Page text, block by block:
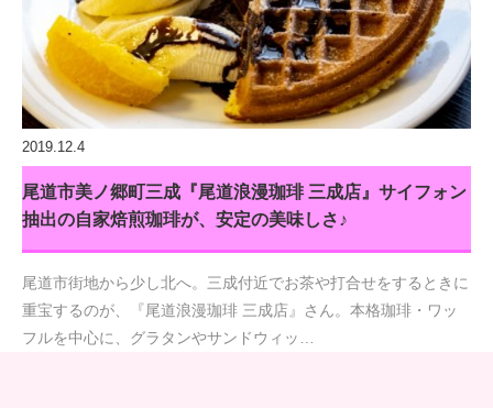
2019.12.4
尾道市美ノ郷町三成『尾道浪漫珈琲 三成店』サイフォン
抽出の自家焙煎珈琲が、安定の美味しさ♪
尾道市街地から少し北へ。三成付近でお茶や打合せをするときに
重宝するのが、『尾道浪漫珈琲 三成店』さん。本格珈琲・ワッ
フルを中心に、グラタンやサンドウィッ…